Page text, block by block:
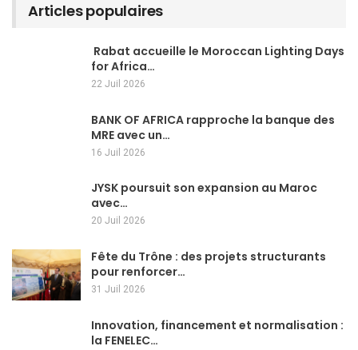
Articles populaires
Rabat accueille le Moroccan Lighting Days
for Africa…
22 Juil 2026
BANK OF AFRICA rapproche la banque des
MRE avec un…
16 Juil 2026
JYSK poursuit son expansion au Maroc
avec…
20 Juil 2026
Fête du Trône : des projets structurants
pour renforcer…
31 Juil 2026
Innovation, financement et normalisation :
la FENELEC…